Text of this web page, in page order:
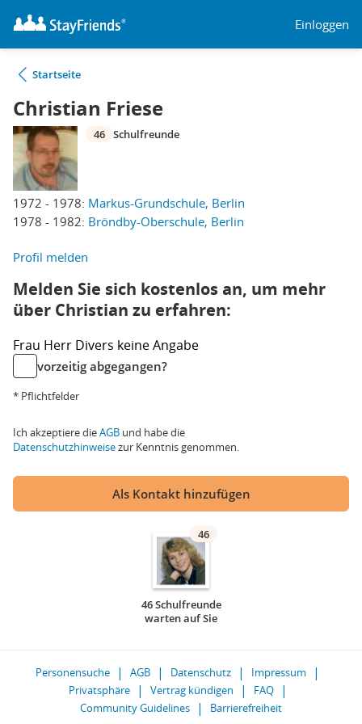
Einloggen
Startseite
Christian Friese
1972 - 1978: Markus-Grundschule, Berlin
1978 - 1982: Bröndby-Oberschule, Berlin
46 Schulfreunde
Profil melden
Melden Sie sich kostenlos an, um mehr
über Christian zu erfahren:
Frau Herr Divers keine Angabe
vorzeitig abgegangen?
* Pflichtfelder
Ich akzeptiere dieAGB und habe die
Datenschutzhinweisezur Kenntnis genommen.
Als Kontakt hinzufügen
46
46 Schulfreunde
warten auf Sie
Personensuche AGB Datenschutz
Impressum
Privatsphäre
Vertrag kündigen
FAQ
Community Guidelines
Barrierefreiheit